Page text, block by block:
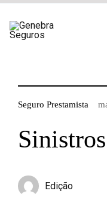
para
Seguro Prestamista
Edição